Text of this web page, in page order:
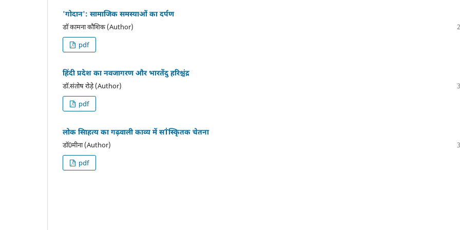
'गोदान': सामाजिक समस्याओं का दर्पण
डॉ कामना कौशिक (Author)
pdf
हिंदी प्रदेश का नवजागरण और भारतेंदु हरिश्चंद्र
डॉ.संतोष रोड़े (Author)
pdf
लोक सािहत्य का गढ़वाली काव्य में सṪस्कृितक चेतना
डॉ0मीना (Author)
pdf